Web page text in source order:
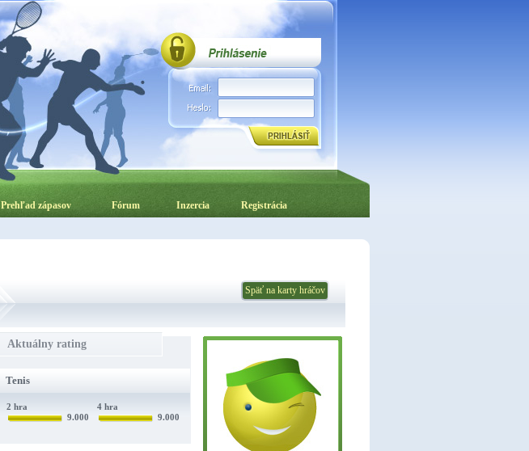
Prehľad zápasov Fórum Inzercia Registrácia
Späť na karty hráčov
Aktuálny rating
Tenis
2 hra
9.000
4 hra
9.000